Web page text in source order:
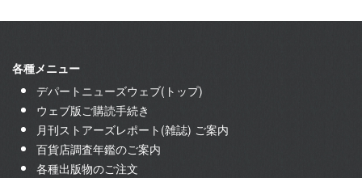
各種メニュー
デパートニューズウェブ(トップ)
ウェブ版ご購読手続き
月刊ストアーズレポート(雑誌) ご案内
百貨店調査年鑑のご案内
各種出版物のご注文